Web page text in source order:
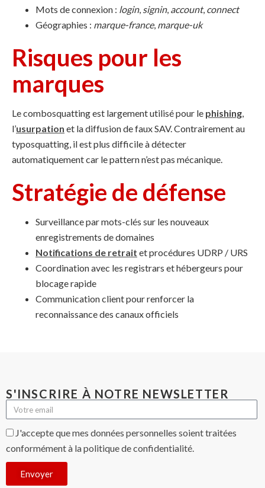
Mots de connexion : login, signin, account, connect
Géographies : marque-france, marque-uk
Risques pour les
marques
Le combosquatting est largement utilisé pour le phishing,
l’usurpation et la diffusion de faux SAV. Contrairement au
typosquatting, il est plus difficile à détecter
automatiquement car le pattern n’est pas mécanique.
Stratégie de défense
Surveillance par mots-clés sur les nouveaux
enregistrements de domaines
Notifications de retrait et procédures UDRP / URS
Coordination avec les registrars et hébergeurs pour
blocage rapide
Communication client pour renforcer la
reconnaissance des canaux officiels
S'INSCRIRE À NOTRE NEWSLETTER
J'accepte que mes données personnelles soient traitées
conformément à la politique de confidentialité.
Envoyer